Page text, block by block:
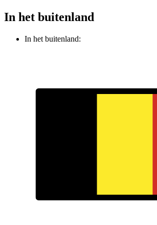
In het buitenland
In het buitenland: